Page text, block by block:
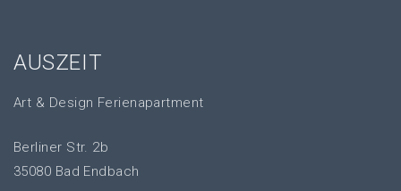
AUSZEIT
Art & Design Ferienapartment
Berliner Str. 2b
35080 Bad Endbach